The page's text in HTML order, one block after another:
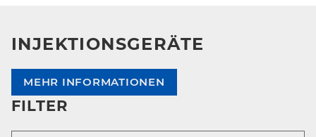
INJEKTIONSGERÄTE
MEHR INFORMATIONEN
FILTER